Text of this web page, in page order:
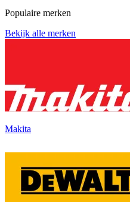
Populaire merken
Bekijk alle merken
Makita